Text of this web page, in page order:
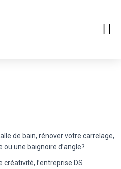
de bain, rénover votre carrelage,
ou une baignoire d’angle?
créativité, l’entreprise DS